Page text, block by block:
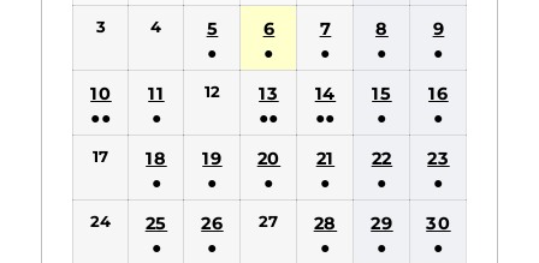
(1
件
の
イ
ベ
ン
ト)
(1
件
の
イ
ベ
ン
ト)
3 4
5
●
(1
の
イ
ベ
ン
ト)
6
●
(1
件
の
イ
ベ
ン
7
●
(1
件
の
イ
ベ
ン
ト)
8
●
(1
件
の
イ
ベ
ン
ト)
9
●
(1
件
の
イ
ベ
ン
ト)
10
●●
(2
の
イ
11
●
(1
件
の
イ
ベ
12
13
●●
(2
件
の
イ
14
●●
(2
件
の
イ
ベ
15
●
(1
件
の
イ
ベ
16
●
(1
件
の
イ
ベ
17
18
●
(1
件
19
●
(1
件
20
●
(1
21
●
(1
件
22
●
(1
件
23
●
(1
件
24
25
●
26
●
27
28
●
29
●
30
●